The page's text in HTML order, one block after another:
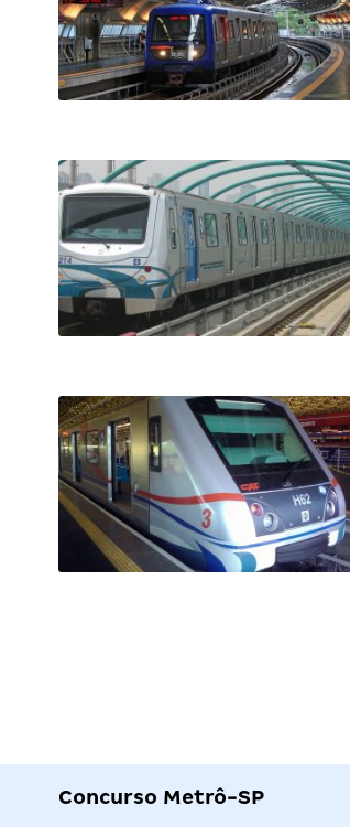
Concurso Metrô-SP